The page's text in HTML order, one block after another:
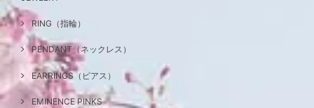
RING（指輪）
PENDANT（ネックレス）
EARRINGS（ピアス）
EMINENCE PINKS